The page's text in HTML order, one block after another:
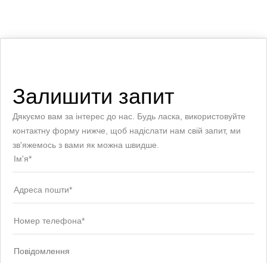
Залишити запит
Дякуємо вам за інтерес до нас. Будь ласка, використовуйте
контактну форму нижче, щоб надіслати нам свій запит, ми
зв'яжемось з вами як можна швидше.